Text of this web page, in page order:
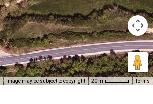
Image may be subject to copyright 20 m Terms